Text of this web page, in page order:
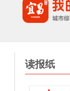
读报纸